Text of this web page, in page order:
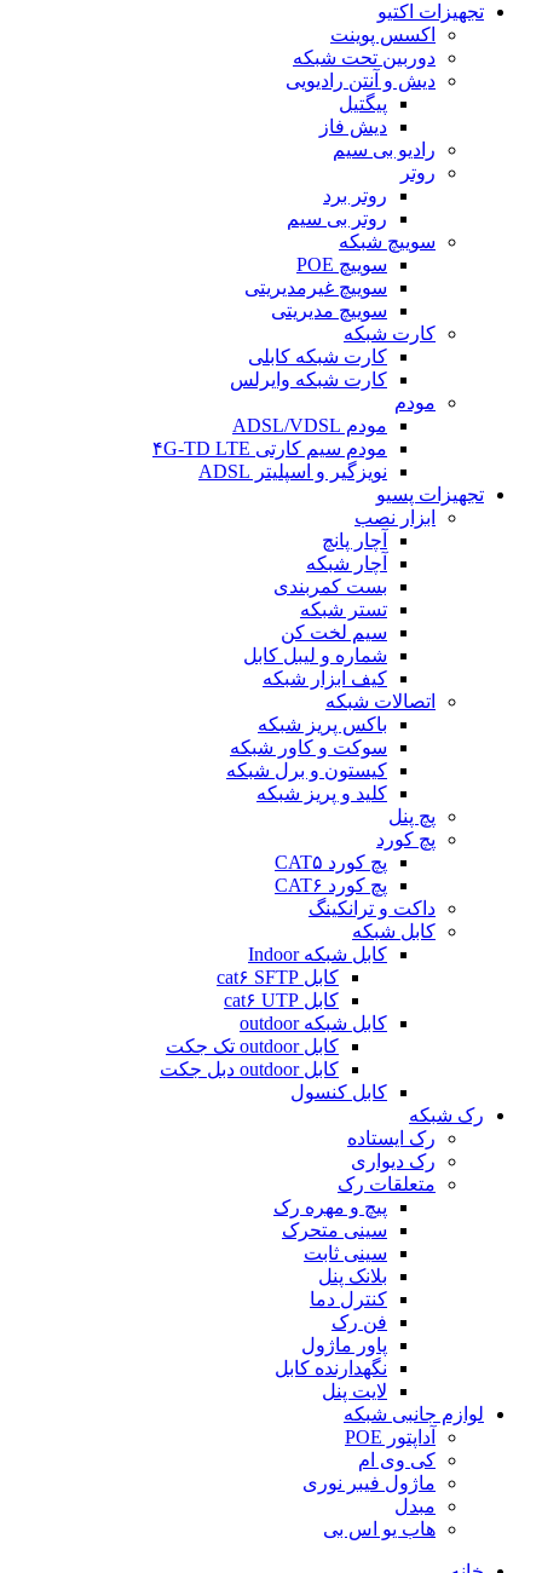
تجهیزات اکتیو
اکسس پوینت
دوربین تحت شبکه
دیش و آنتن رادیویی
پیگتیل
دیش فاز
رادیو بی سیم
روتر
روتر برد
روتر بی سیم
سوییچ شبکه
سوییچ POE
سوییچ غیرمدیریتی
سوییچ مدیریتی
کارت شبکه
کارت شبکه کابلی
کارت شبکه وایرلس
مودم
مودم ADSL/VDSL
مودم سیم کارتی ۴G-TD LTE
نویزگیر و اسپلیتر ADSL
تجهیزات پسیو
ابزار نصب
آچار پانچ
آچار شبکه
بست کمربندی
تستر شبکه
سیم لخت کن
شماره و لیبل کابل
کیف ابزار شبکه
اتصالات شبکه
باکس پریز شبکه
سوکت و کاور شبکه
کیستون و برل شبکه
کلید و پریز شبکه
پچ پنل
پچ کورد
پچ کورد CAT۵
پچ کورد CAT۶
داکت و ترانکینگ
کابل شبکه
کابل شبکه Indoor
کابل cat۶ SFTP
کابل cat۶ UTP
کابل شبکه outdoor
کابل outdoor تک جکت
کابل outdoor دبل جکت
کابل کنسول
رک شبکه
رک ایستاده
رک دیواری
متعلقات رک
پیچ و مهره رک
سینی متحرک
سینی ثابت
بلانک پنل
کنترل دما
فن رک
پاور ماژول
نگهدارنده کابل
لایت پنل
لوازم جانبی شبکه
آداپتور POE
کی وی ام
ماژول فیبر نوری
مبدل
هاب یو اس بی